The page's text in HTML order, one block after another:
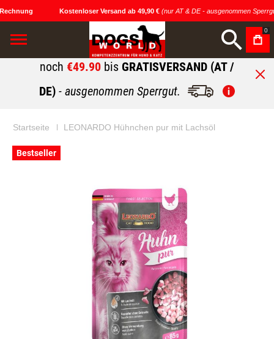
Kostenloser Versand ab 49,90 €(nur AT & DE - ausgenommen
0
noch €49.90 bis GRATISVERSAND (AT /
DE) - ausgenommen Sperrgut.
Startseite LEONARDO Hühnchen pur mit Lachsöl
Zum
Ende
Zum
Anfang
Bestseller